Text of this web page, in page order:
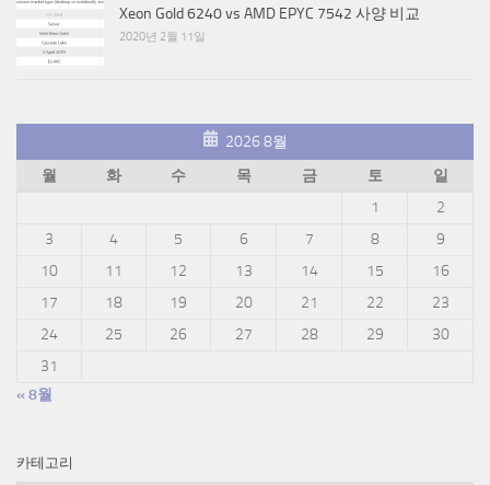
Xeon Gold 6240 vs AMD EPYC 7542 사양 비교
2020년 2월 11일
2026 8월
월
화 수 목 금 토
일
1
2
3
4 5 6 7 8
9
10
11 12 13 14 15
16
17
18 19 20 21 22
23
24
25 26 27 28 29
30
31
« 8월
카테고리